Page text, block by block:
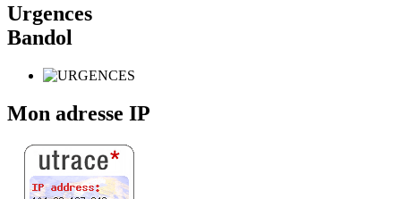
Urgences
Bandol
Mon adresse IP